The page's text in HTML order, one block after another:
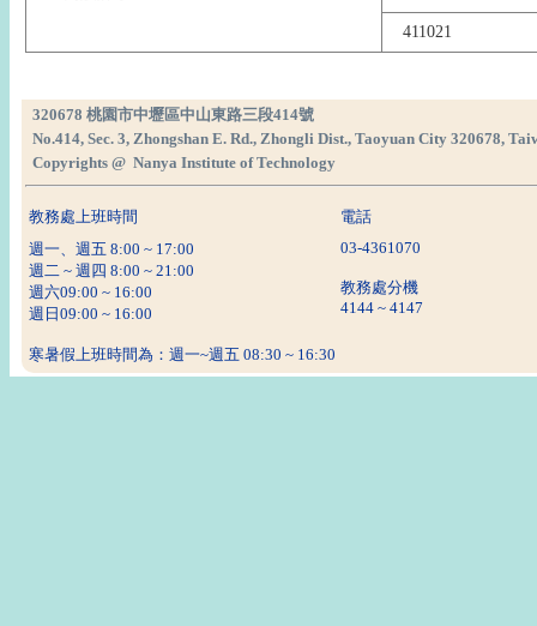
411021
320678 桃園市中壢區中山東路三段414號
No.414, Sec. 3, Zhongshan E. Rd., Zhongli Dist., Taoyuan City 320678,
Copyrights @ Nanya Institute of Technology
教務處上班時間
電話
週一、週五 8:00 ~ 17:00
週二 ~ 週四 8:00 ~ 21:00
週六09:00 ~ 16:00
週日09:00 ~ 16:00
寒暑假上班時間為：週一~週五 08:30 ~ 16:30
03-4361070
教務處分機
4144 ~ 4147